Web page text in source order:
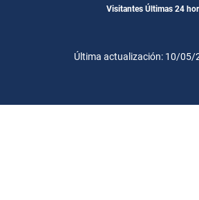
Visitantes Últimas 24
Última actualización: 10/05/